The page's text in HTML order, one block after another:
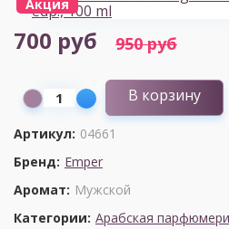
Акция
700 руб 950 руб
Артикул: 04661
Бренд: Emper
Аромат: Мужской
Категории: Арабская